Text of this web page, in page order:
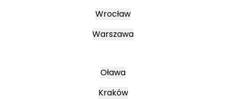
Wrocław
Warszawa
Oława
Kraków